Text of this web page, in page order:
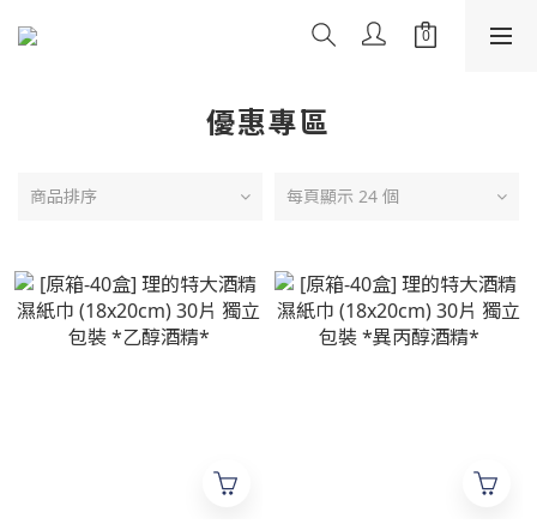
優惠專區
商品排序 每頁顯示 24 個